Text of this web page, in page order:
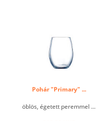
Pohár "Primary" ...
öblös, égetett peremmel ...